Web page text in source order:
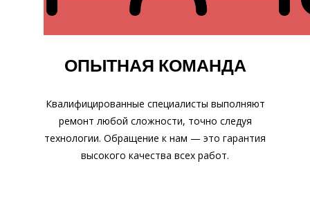
ОПЫТНАЯ КОМАНДА
Квалифицированные специалисты выполняют
ремонт любой сложности, точно следуя
технологии. Обращение к нам — это гарантия
высокого качества всех работ.